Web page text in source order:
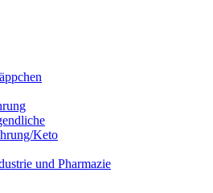
Keto
und Pharmazie